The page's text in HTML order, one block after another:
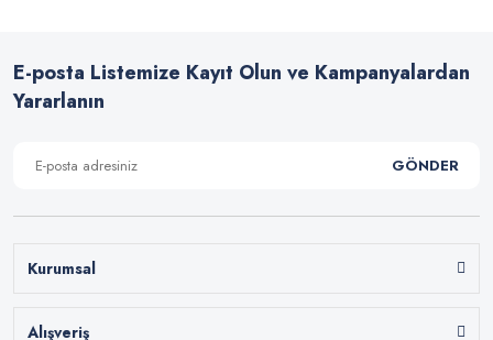
E-posta Listemize Kayıt Olun ve Kampanyalardan
Yararlanın
GÖNDER
Kurumsal
Alışveriş